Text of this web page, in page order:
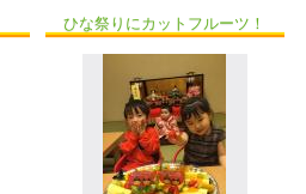
ひな祭りにカットフルーツ！